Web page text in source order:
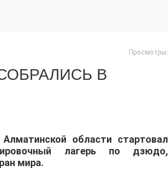
Просмотры:
В
области стартовал
лагерь по дзюдо,
мира.